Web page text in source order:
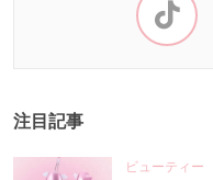
注目記事
ビューティー